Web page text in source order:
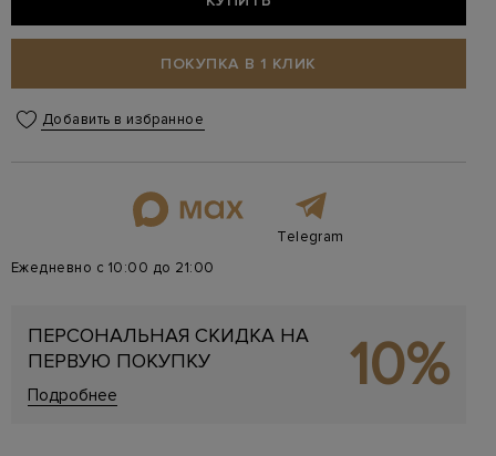
ПОКУПКА В 1 КЛИК
Добавить в избранное
Telegram
Ежедневно с 10:00 до 21:00
ПЕРСОНАЛЬНАЯ СКИДКА НА
ПЕРВУЮ ПОКУПКУ
Подробнее 10%